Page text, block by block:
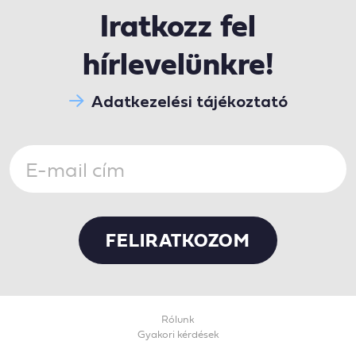
Iratkozz fel
hírlevelünkre!
Adatkezelési tájékoztató
Rólunk
Gyakori kérdések